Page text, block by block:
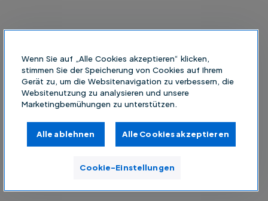
Wenn Sie auf „Alle Cookies akzeptieren“ klicken,
stimmen Sie der Speicherung von Cookies auf Ihrem
Gerät zu, um die Websitenavigation zu verbessern, die
Websitenutzung zu analysieren und unsere
Marketingbemühungen zu unterstützen.
Alle ablehnen Alle Cookies akzeptieren
Cookie-Einstellungen